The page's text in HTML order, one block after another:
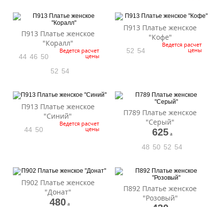
П913 Платье женское
"Коралл"
Ведется расчет
цены
44 46 50
52 54
П913 Платье женское
"Кофе"
Ведется расчет
цены
52 54
П913 Платье женское
"Синий"
Ведется расчет
цены
44 50
П789 Платье женское
"Серый"
625 a
48 50 52 54
П902 Платье женское
"Донат"
480 a
П892 Платье женское
"Розовый"